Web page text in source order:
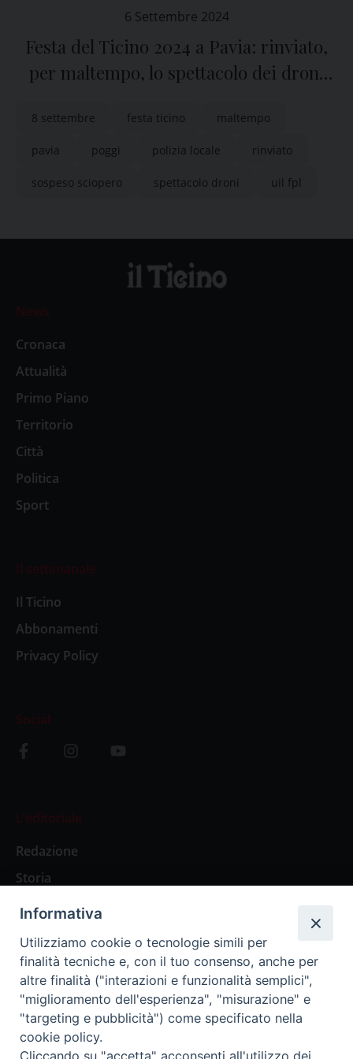
6 Settembre 2024
Festa del Ticino 2024 a Pavia: rinviato,
per maltempo, lo spettacolo dei droni
settembre
8 settembre festa ticino maltempo
pavia poggi polizia locale rinviato
sospeso sciopero spettacolo droni uil fpl
News
Cronaca
Attualità
Primo Piano
Territorio
Città
Politica
Sport
Il settimanale
Il Ticino
Abbonamenti
Privacy Policy
Social
L’editoriale
Redazione
Storia
Abbonamenti
Abbonamento Annuale Digitale
Abbonamento Annuale Cartaceo
Abbonamento Singola Copia Digitale
Informativa
Utilizziamo cookie o tecnologie simili per
finalità tecniche e, con il tuo consenso, anche per
altre finalità ("interazioni e funzionalità semplici",
"miglioramento dell'esperienza", "misurazione" e
"targeting e pubblicità") come specificato nella
cookie policy.